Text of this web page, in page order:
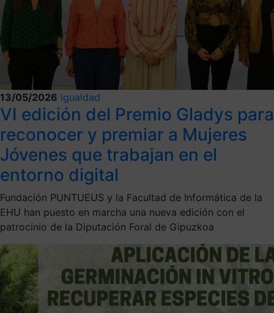
13/05/2026 Igualdad
VI edición del Premio Gladys para
reconocer y premiar a Mujeres
Jóvenes que trabajan en el
entorno digital
Fundación PUNTUEUS y la Facultad de Informática de la
EHU han puesto en marcha una nueva edición con el
patrocinio de la Diputación Foral de Gipuzkoa